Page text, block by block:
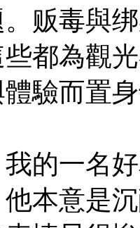
贩毒與
都為觀
驗而置
的一名
本意是